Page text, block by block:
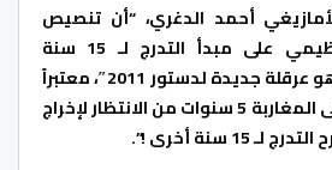
أحمد الدغري، “أن تنصيص
مشروع القانون التنظيمي على مبدأ التدرج لـ 15 سنة
لتفعيل الأمازيغية، “هو عرقلة جديدة لدستور 2011″، معتبراً
أن الحكومة فرضت على المغاربة 5 سنوات من الانتظار لإخراج
15 سنة أخرى !”.